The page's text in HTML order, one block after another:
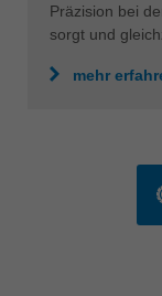
Präzision bei
sorgt und
mehr